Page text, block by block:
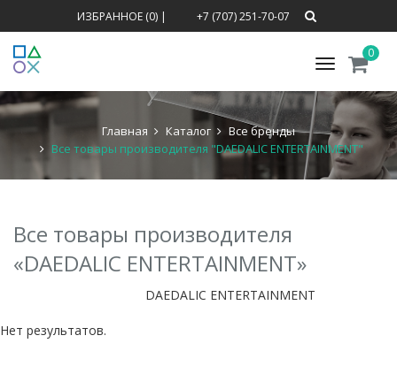
ИЗБРАННОЕ (0)| +7 (707) 251-70-07
Меню
0
Главная Каталог
Все бренды
Все товары производителя "DAEDALIC ENTERTAINMENT"
Все товары производителя
«DAEDALIC ENTERTAINMENT»
DAEDALIC ENTERTAINMENT
Нет результатов.